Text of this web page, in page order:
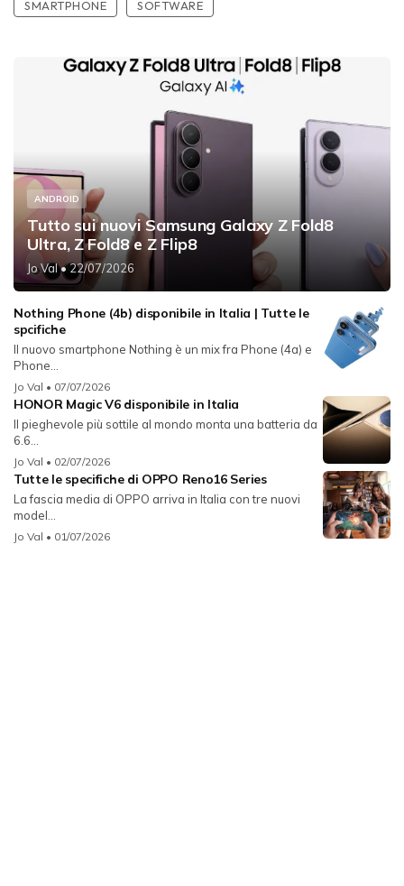
SMARTPHONE SOFTWARE
ANDROID
Tutto sui nuovi Samsung Galaxy Z Fold8
Ultra, Z Fold8 e Z Flip8
Jo Val• 22/07/2026
Nothing Phone (4b) disponibile in Italia | Tutte le
spcifiche
Il nuovo smartphone Nothing è un mix fra Phone (4a) e
Phone...
Jo Val • 07/07/2026
HONOR Magic V6 disponibile in Italia
Il pieghevole più sottile al mondo monta una batteria da
6.6...
Jo Val • 02/07/2026
Tutte le specifiche di OPPO Reno16 Series
La fascia media di OPPO arriva in Italia con tre nuovi
model...
Jo Val • 01/07/2026